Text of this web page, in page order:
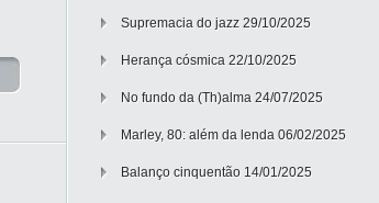
Supremacia do jazz 29/10/2025
Herança cósmica 22/10/2025
No fundo da (Th)alma 24/07/2025
Marley, 80: além da lenda 06/02/2025
Balanço cinquentão 14/01/2025